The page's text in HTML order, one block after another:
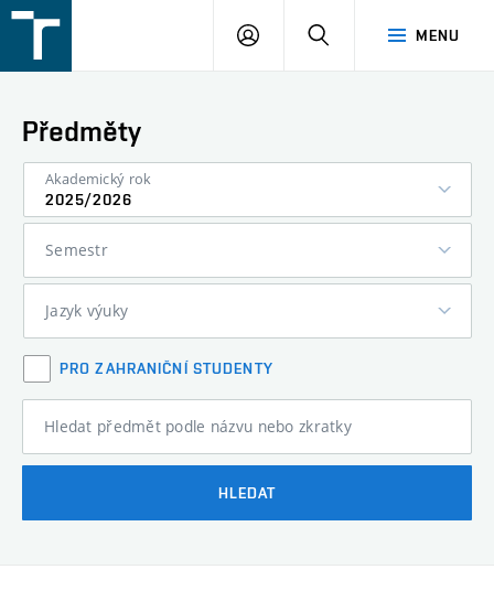
v
MENU
PŘIHLÁŠENÍ
Předměty
Akademický rok
2025/2026
Semestr
Jazyk výuky
PRO ZAHRANIČNÍ STUDENTY
Hledat předmět podle názvu nebo zkratky
HLEDAT